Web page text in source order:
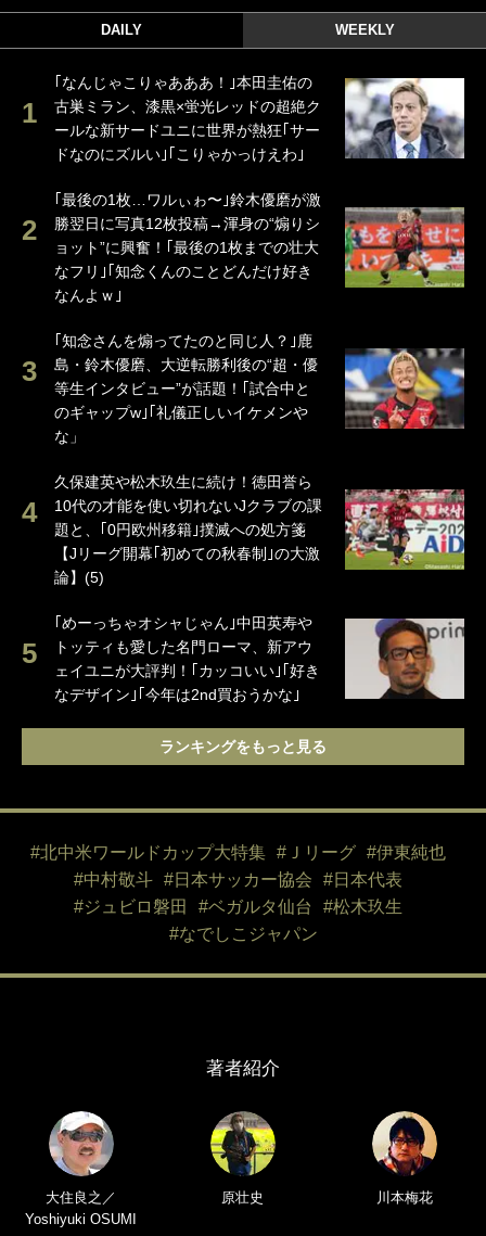
DAILY WEEKLY
｢なんじゃこりゃあああ！｣本田圭佑の
古巣ミラン、漆黒×蛍光レッドの超絶ク
ールな新サードユニに世界が熱狂｢サー
ドなのにズルい｣｢こりゃかっけえわ｣
｢最後の1枚…ワルぃゎ〜｣鈴木優磨が激
勝翌日に写真12枚投稿→渾身の“煽りシ
ョット”に興奮！｢最後の1枚までの壮大
なフリ｣｢知念くんのことどんだけ好き
なんよｗ｣
｢知念さんを煽ってたのと同じ人？｣鹿
島・鈴木優磨、大逆転勝利後の“超・優
等生インタビュー”が話題！｢試合中と
のギャップw｣｢礼儀正しいイケメンや
な」
久保建英や松木玖生に続け！徳田誉ら
10代の才能を使い切れないJクラブの課
題と、｢0円欧州移籍｣撲滅への処方箋
【Jリーグ開幕｢初めての秋春制｣の大激
論】(5)
｢めーっちゃオシャじゃん｣中田英寿や
トッティも愛した名門ローマ、新アウ
ェイユニが大評判！｢カッコいい｣｢好き
なデザイン｣｢今年は2nd買おうかな｣
ランキングをもっと見る
#北中米ワールドカップ大特集 #Ｊリーグ
#伊東純也
#中村敬斗
#日本サッカー協会
#日本代表
#ジュビロ磐田
#ベガルタ仙台
#松木玖生
#なでしこジャパン
著者紹介
大住良之／
Yoshiyuki OSUMI
原壮史 川本梅花